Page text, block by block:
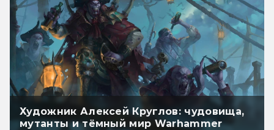
Художник Алексей Круглов: чудовища,
мутанты и тёмный мир Warhammer